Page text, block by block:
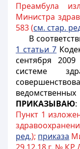
Преамбула
Министра
583 (см. стар.
В
1 статьи 7
сентября
системе
ПРИКАЗЫВАЮ:
Пункт 1
ред.); приказа